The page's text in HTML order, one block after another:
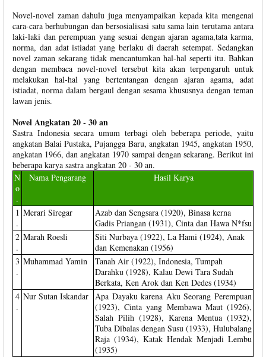
Novel-novel zaman dahulu juga menyampaikan kepada kita mengenai
cara-cara berhubungan dan bersosialisasi satu sama lain terutama antara
laki-laki dan perempuan yang sesuai dengan ajaran agama,tata karma,
norma, dan adat istiadat yang berlaku di daerah setempat. Sedangkan
novel zaman sekarang tidak mencantumkan hal-hal seperti itu. Bahkan
dengan membaca novel-novel tersebut kita akan terpengaruh untuk
melakukan hal-hal yang bertentangan dengan ajaran agama, adat
istiadat, norma dalam bergaul dengan sesama khususnya dengan teman
lawan jenis.
Novel Angkatan 20 - 30 an
Sastra Indonesia secara umum terbagi oleh beberapa periode, yaitu
angkatan Balai Pustaka, Pujangga Baru, angkatan 1945, angkatan 1950,
angkatan 1966, dan angkatan 1970 sampai dengan sekarang. Berikut ini
beberapa karya sastra angkatan 20 - 30 an.
N
o
.
Nama Pengarang Hasil Karya
1
.
Merari Siregar
Azab dan Sengsara (1920), Binasa kerna
Gadis Priangan (1931), Cinta dan Hawa N*fsu
2
.
Marah Roesli
Siti Nurbaya (1922), La Hami (1924), Anak
dan Kemenakan (1956)
3
.
Muhammad Yamin
Tanah Air (1922), Indonesia, Tumpah
Darahku (1928), Kalau Dewi Tara Sudah
Berkata, Ken Arok dan Ken Dedes (1934)
4
.
Nur Sutan Iskandar Apa Dayaku karena Aku Seorang Perempuan
(1923), Cinta yang Membawa Maut (1926),
Salah Pilih (1928), Karena Mentua (1932),
Tuba Dibalas dengan Susu (1933), Hulubalang
Raja (1934), Katak Hendak Menjadi Lembu
(1935)